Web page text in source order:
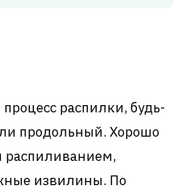
распилки, будь-
продольный. Хорошо
распиливанием,
извилины. По